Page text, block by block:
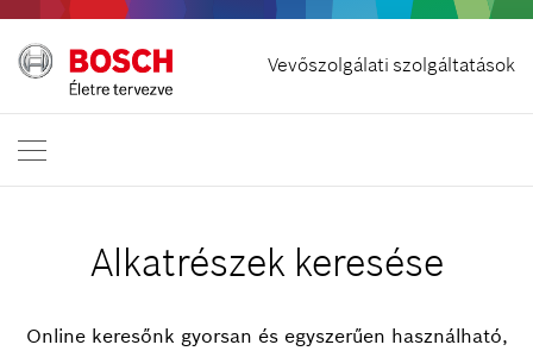
Vevőszolgálati szolgáltatások
Szerződés visszavonása
Bosch Professional
Lépjen velünk kapcsolatba
Alkatrészek keresése
Online keresőnk gyorsan és egyszerűen használható,